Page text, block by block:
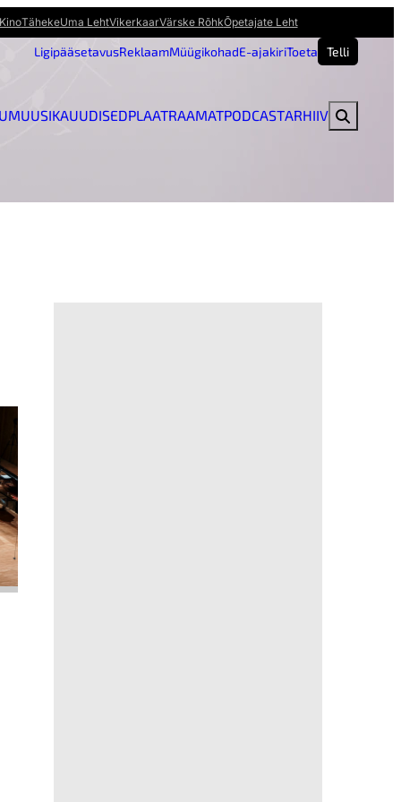
TähekeUma LehtVikerkaarVärske RõhkÕpetajate Leht
LigipääsetavusReklaamMüügikohadE-ajakiriToeta Telli
MUUSIKAUUDISEDPLAATRAAMATPODCASTARHIIV